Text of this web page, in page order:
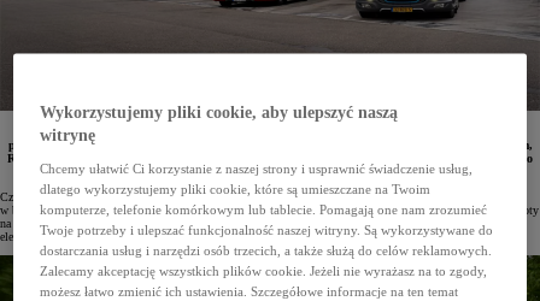
Od maja 2025 roku Toyota Motor Europe testuje 4 ciężarówki zasilane wodorowymi ogniwami
paliwowymi, wykorzystując je w logistyce. Pojazdy te kursują między Diest w Belgii a Amsterdamem,
Rotterdamem, Lille i Kolonią. Do tej pory łącznie pokonały już ponad 80 000 km, zużywając średnio
7 kg wodoru na 100 km.
Cztery wodorowe ciężarówki od maja 2025 roku stanowią część floty Toyota Parts Centre Europe (TPCE)
w belgijskim Diest. To centrum dystrybucji części i akcesoriów obsługuje ponad 3 tys. stacji dilerskich Toyoty
na 44 rynkach. Każdego roku przez TPCE przechodzi 120 mln podzespołów, co oznacza, że ponad 500 tys.
elementów jest codziennie przyjmowanych i wysyłanych w ramach 200 kursów ciężarówek.
Wykorzystujemy pliki cookie, aby ulepszyć naszą
witrynę
Chcemy ułatwić Ci korzystanie z naszej strony i usprawnić świadczenie usług,
dlatego wykorzystujemy pliki cookie, które są umieszczane na Twoim
komputerze, telefonie komórkowym lub tablecie. Pomagają one nam zrozumieć
Twoje potrzeby i ulepszać funkcjonalność naszej witryny. Są wykorzystywane do
dostarczania usług i narzędzi osób trzecich, a także służą do celów reklamowych.
Zalecamy akceptację wszystkich plików cookie. Jeżeli nie wyrażasz na to zgody,
możesz łatwo zmienić ich ustawienia. Szczegółowe informacje na ten temat